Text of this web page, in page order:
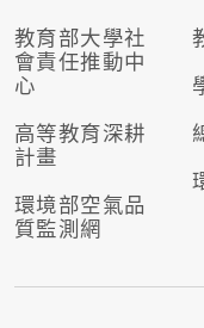
教育部大學社
會責任推動中
心
高等教育深耕
計畫
環境部空氣品
質監測網